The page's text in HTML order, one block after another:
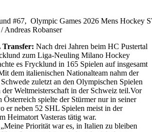
#67, Olympic Games 2026 Mens Hockey
Andreas Robanser
Transfer: Nach drei Jahren beim HC Pustertal
zum Liga-Neuling Milano Hockey
es Frycklund in 165 Spielen auf insgesamt
dem italienischen Nationalteam nahm der
zuletzt an den Olympischen Spielen
Weltmeisterschaft in der Schweiz teil.Vor
Österreich spielte der Stürmer nur in seiner
er neben 52 SHL Spielen meist in der
Heimatort Vasteras tätig war.
„Meine Priorität war es, in Italien zu bleiben